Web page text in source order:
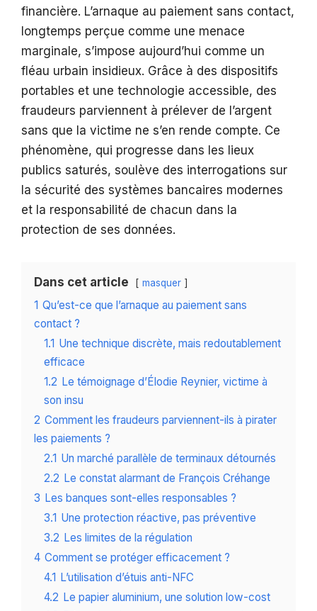
financière. L’arnaque au paiement sans contact,
longtemps perçue comme une menace
marginale, s’impose aujourd’hui comme un
fléau urbain insidieux. Grâce à des dispositifs
portables et une technologie accessible, des
fraudeurs parviennent à prélever de l’argent
sans que la victime ne s’en rende compte. Ce
phénomène, qui progresse dans les lieux
publics saturés, soulève des interrogations sur
la sécurité des systèmes bancaires modernes
et la responsabilité de chacun dans la
protection de ses données.
Dans cet article masquer
1 Qu’est-ce que l’arnaque au paiement sans
contact ?
1.1 Une technique discrète, mais redoutablement
efficace
1.2 Le témoignage d’Élodie Reynier, victime à
son insu
2 Comment les fraudeurs parviennent-ils à pirater
les paiements ?
2.1 Un marché parallèle de terminaux détournés
2.2 Le constat alarmant de François Créhange
3 Les banques sont-elles responsables ?
3.1 Une protection réactive, pas préventive
3.2 Les limites de la régulation
4 Comment se protéger efficacement ?
4.1 L’utilisation d’étuis anti-NFC
4.2 Le papier aluminium, une solution low-cost